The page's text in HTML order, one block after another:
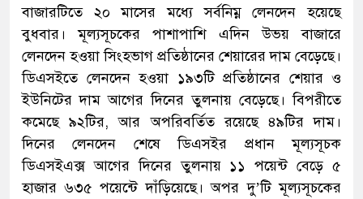
বাজারটিতে ২০ মাসের মধ্যে সর্বনিম্ন লেনদেন হয়েছে
বুধবার। মূল্যসূচকের পাশাপাশি এদিন উভয় বাজারে
লেনদেন হওয়া সিংহভাগ প্রতিষ্ঠানের শেয়ারের দাম বেড়েছে।
ডিএসইতে লেনদেন হওয়া ১৯৩টি প্রতিষ্ঠানের শেয়ার ও
ইউনিটের দাম আগের দিনের তুলনায় বেড়েছে। বিপরীতে
কমেছে ৯২টির, আর অপরিবর্তিত রয়েছে ৪৯টির দাম।
দিনের লেনদেন শেষে ডিএসইর প্রধান মূল্যসূচক
ডিএসইএক্স আগের দিনের তুলনায় ১১ পয়েন্ট বেড়ে ৫
হাজার ৬৩৫ পয়েন্টে দাঁড়িয়েছে। অপর দু’টি মূল্যসূচকের